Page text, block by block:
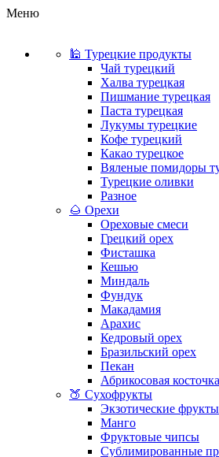
Меню
🕌 Турецкие продукты
Чай турецкий
Халва турецкая
Пишмание турецкая
Паста турецкая
Лукумы турецкие
Кофе турецкий
Какао турецкое
Вяленые помидоры
Турецкие оливки
Разное
🌰 Орехи
Ореховые смеси
Грецкий орех
Фисташка
Кешью
Миндаль
Фундук
Макадамия
Арахис
Кедровый орех
Бразильский орех
Пекан
Абрикосовая косточка
🍑 Сухофрукты
Экзотические фрукты
Манго
Фруктовые чипсы
Сублимированные